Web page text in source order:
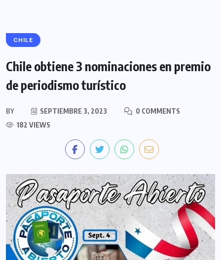
CHILE
Chile obtiene 3 nominaciones en premio
de periodismo turístico
BY SEPTIEMBRE 3, 2023
0 COMMENTS
182 VIEWS